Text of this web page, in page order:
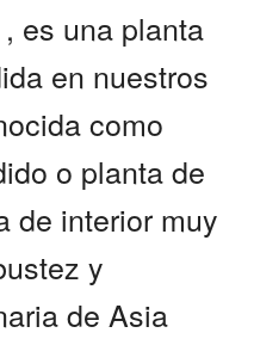
es una planta
en nuestros
como
o planta de
de interior muy
y
de Asia